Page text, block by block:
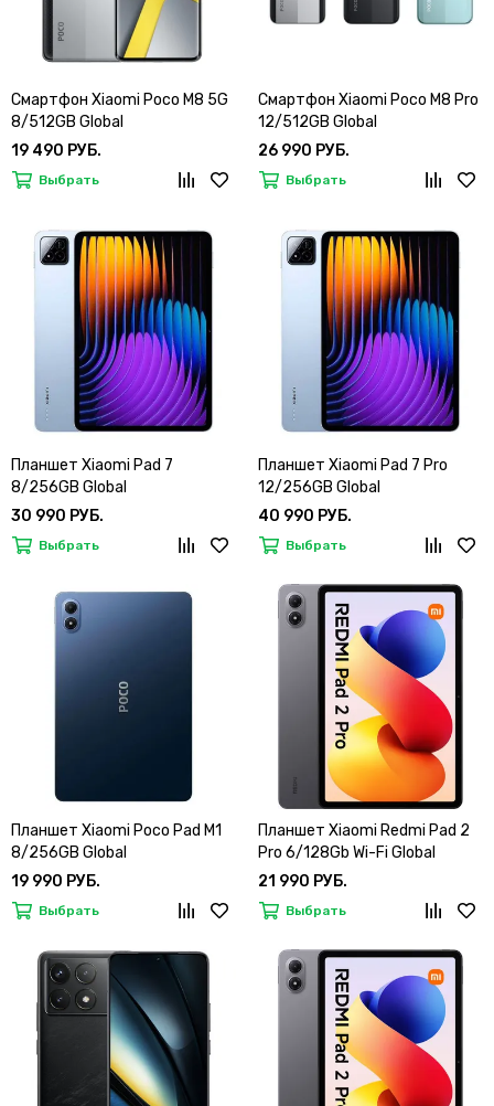
Смартфон Xiaomi Poco M8 5G
8/512GB Global
19 490 РУБ.
Выбрать
Смартфон Xiaomi Poco M8 Pro
12/512GB Global
26 990 РУБ.
Выбрать
Планшет Xiaomi Pad 7
8/256GB Global
30 990 РУБ.
Выбрать
Планшет Xiaomi Pad 7 Pro
12/256GB Global
40 990 РУБ.
Выбрать
Планшет Xiaomi Poco Pad M1
8/256GB Global
19 990 РУБ.
Выбрать
Планшет Xiaomi Redmi Pad 2
Pro 6/128Gb Wi-Fi Global
21 990 РУБ.
Выбрать